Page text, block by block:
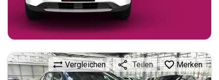
Vergleichen Teilen Merken